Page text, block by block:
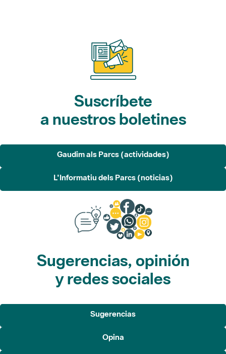
Suscríbete
a nuestros boletines
Gaudim als Parcs (actividades)
L'Informatiu dels Parcs (noticias)
Sugerencias, opinión
y redes sociales
Sugerencias
Opina